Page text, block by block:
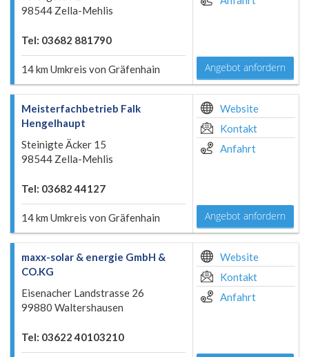
98544 Zella-Mehlis
Tel: 03682 881790
14 km Umkreis von Gräfenhain Angebot anfordern
Meisterfachbetrieb Falk
Hengelhaupt
Steinigte Äcker 15
98544 Zella-Mehlis
Tel: 03682 44127
14 km Umkreis von Gräfenhain
Website
Kontakt
Anfahrt
Angebot anfordern
maxx-solar & energie GmbH &
CO.KG
Eisenacher Landstrasse 26
99880 Waltershausen
Tel: 03622 40103210
Website
Kontakt
Anfahrt